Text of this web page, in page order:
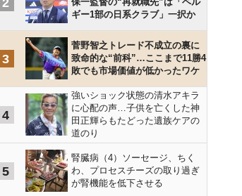
2
ギー1部の日系クラブ」一択か
3
菅野智之トレード不成立の裏に
致命的な“前科”…ここまで11勝4
敗でも市場価値が低かったワケ
4
強いショック状態の清水アキラ
に心配の声…子供を亡くした神
田正輝らもたどった遺族ケアの
道のり
5
腎臓病（4）ソーセージ、ちく
わ、プロセスチーズの取り過ぎ
が腎機能を低下させる